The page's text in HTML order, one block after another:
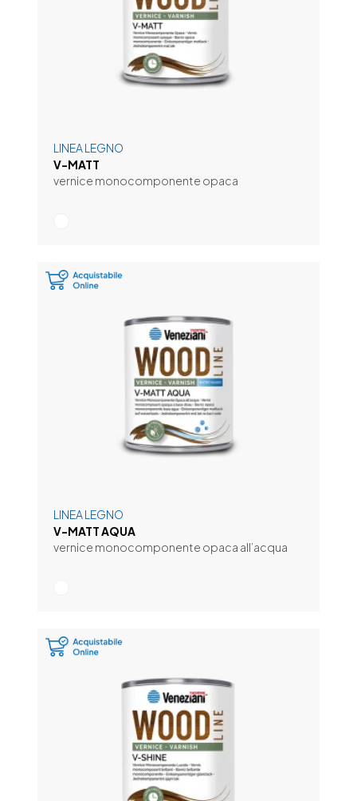
LINEA LEGNO
V-MATT
vernice monocomponente opaca
LINEA LEGNO
V-MATT AQUA
vernice monocomponente opaca all’acqua